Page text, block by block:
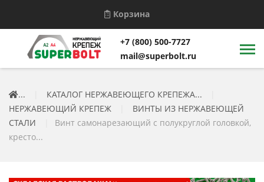
Корзина
+7 (800) 500-7727
mail@superbolt.ru
... КАТАЛОГ НЕРЖАВЕЮЩЕГО КРЕПЕЖА...
НЕРЖАВЕЮЩИЙ КРЕПЕЖ
ВИНТЫ ИЗ НЕРЖАВЕЮЩЕЙ
СТАЛИ
Винт самонарезающий с полукруглой головкой,
кресто...